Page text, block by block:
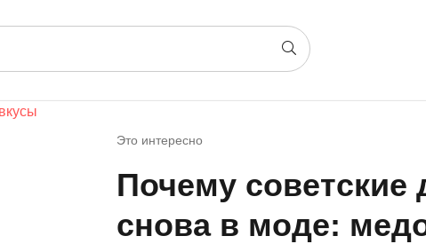
Это интересно
Почему советские
снова в моде: